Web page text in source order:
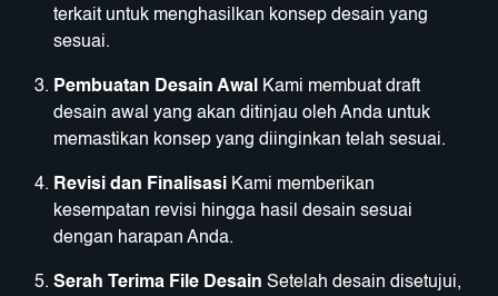
terkait untuk menghasilkan konsep desain yang
sesuai.
Pembuatan Desain Awal Kami membuat draft
desain awal yang akan ditinjau oleh Anda untuk
memastikan konsep yang diinginkan telah sesuai.
Revisi dan Finalisasi Kami memberikan
kesempatan revisi hingga hasil desain sesuai
dengan harapan Anda.
Serah Terima File Desain Setelah desain disetujui,